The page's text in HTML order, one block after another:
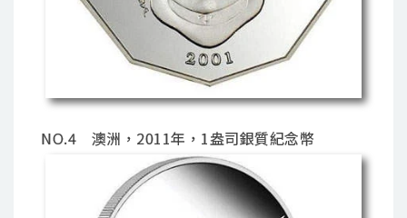
NO.4 澳洲，2011年，1盎司銀質紀念幣